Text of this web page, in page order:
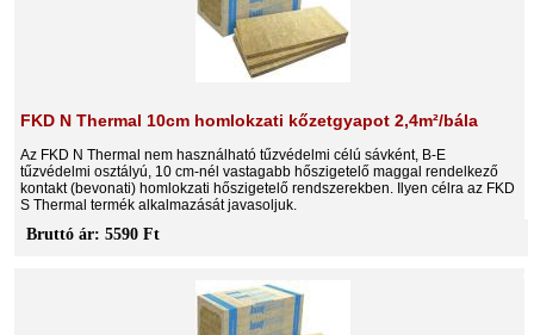
FKD N Thermal 10cm homlokzati kőzetgyapot 2,4m²/bála
Az FKD N Thermal nem használható tűzvédelmi célú sávként, B-E
tűzvédelmi osztályú, 10 cm-nél vastagabb hőszigetelő maggal rendelkező
kontakt (bevonati) homlokzati hőszigetelő rendszerekben. Ilyen célra az FKD
S Thermal termék alkalmazását javasoljuk.
Bruttó ár: 5590 Ft